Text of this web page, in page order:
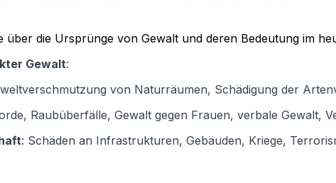
über die Ursprünge von Gewalt und deren Bedeutung im
Gewalt:
von Naturräumen, Schädigung der
Raubüberfälle, Gewalt gegen Frauen, verbale Gewalt,
: Schäden an Infrastrukturen, Gebäuden, Kriege,